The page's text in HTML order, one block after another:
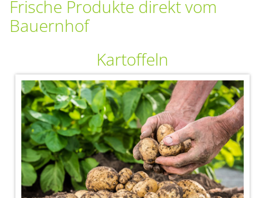
Frische Produkte direkt vom
Bauernhof
Kartoffeln